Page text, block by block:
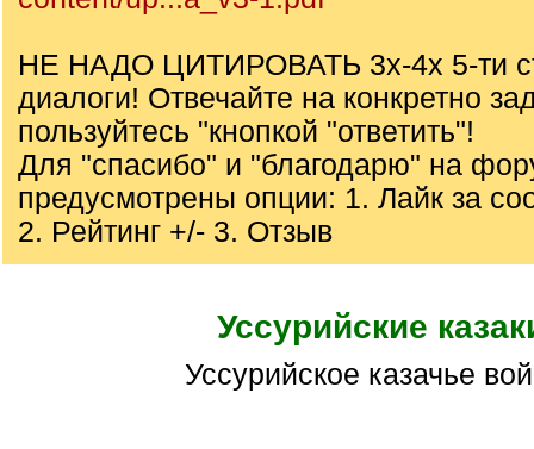
НЕ НАДО ЦИТИРОВАТЬ 3х-4х 5-ти
диалоги! Отвечайте на конкретно
пользуйтесь "кнопкой "ответить"!
Для "спасибо" и "благодарю" на
предусмотрены опции: 1. Лайк за
2. Рейтинг +/- 3. Отзыв
Уссурийские
Уссурийское казачье